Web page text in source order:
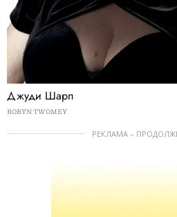
Джуди Шарп
ROBYN TWOMEY
РЕКЛАМА –